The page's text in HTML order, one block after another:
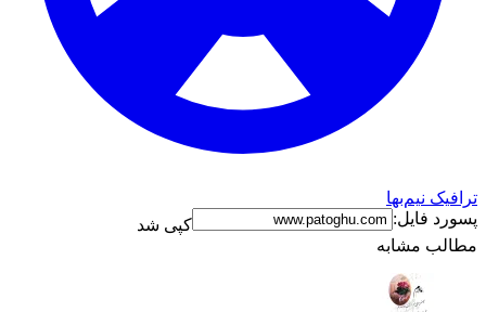
ترافیک نیم‌بها
پسورد فایل:
کپی شد
مطالب مشابه